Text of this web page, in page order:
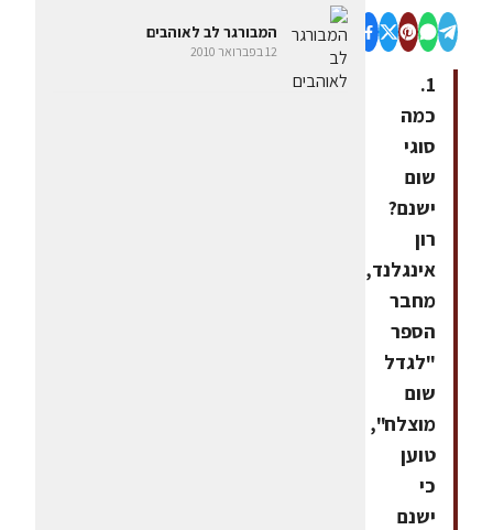
1.
כמה
סוגי
שום
ישנם?
רון
אינגלנד,
מחבר
הספר
"לגדל
שום
מוצלח",
טוען
כי
ישנם
המבורגר לב לאוהבים
12 בפברואר 2010